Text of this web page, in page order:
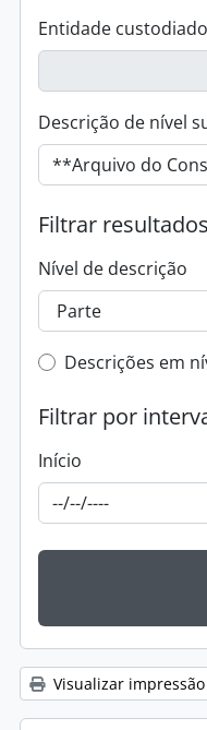
Entidade
Descrição de nível
Filtrar
Nível de descrição
Filtro de
Descrições em
Filtrar por
Início
Visualizar impressão